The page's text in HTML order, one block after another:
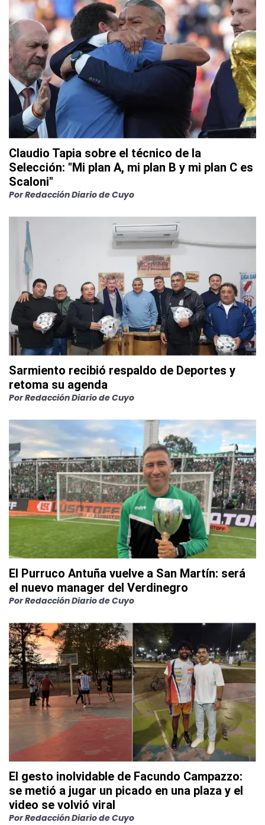
Claudio Tapia sobre el técnico de la
Selección: "Mi plan A, mi plan B y mi plan C es
Scaloni"
PorRedacción Diario de Cuyo
Sarmiento recibió respaldo de Deportes y
retoma su agenda
PorRedacción Diario de Cuyo
El Purruco Antuña vuelve a San Martín: será
el nuevo manager del Verdinegro
PorRedacción Diario de Cuyo
El gesto inolvidable de Facundo Campazzo:
se metió a jugar un picado en una plaza y el
video se volvió viral
PorRedacción Diario de Cuyo